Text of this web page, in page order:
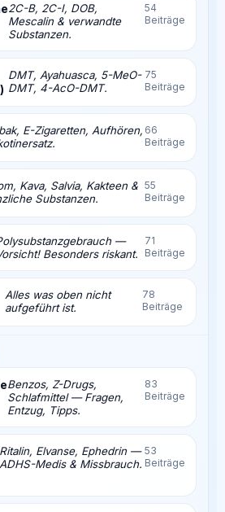
2C-B, 2C-I, DOB,
Mescalin & verwandte
Substanzen.
54
Beiträge
DMT, Ayahuasca, 5-MeO-
DMT, 4-AcO-DMT.
75
Beiträge
E-Zigaretten, Aufhören, 66
Beiträge
Kava, Salvia, Kakteen &
Substanzen.
55
Beiträge
—
Besonders riskant.
71
Beiträge
Alles was oben nicht
aufgeführt ist.
78
Beiträge
Benzos, Z-Drugs,
Schlafmittel — Fragen,
Entzug, Tipps.
83
Beiträge
Ritalin, Elvanse, Ephedrin —
ADHS-Medis & Missbrauch.
53
Beiträge